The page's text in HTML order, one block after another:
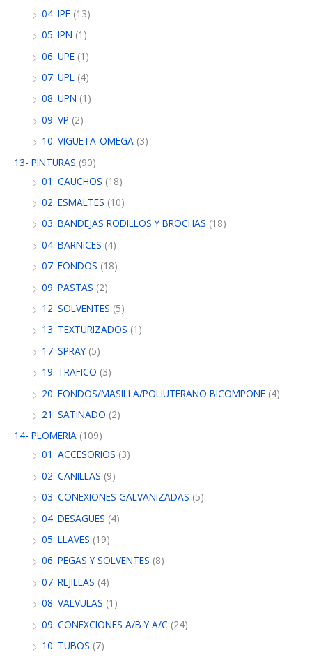
04. IPE (13)
05. IPN (1)
06. UPE (1)
07. UPL (4)
08. UPN (1)
09. VP (2)
10. VIGUETA-OMEGA (3)
13- PINTURAS (90)
01. CAUCHOS (18)
02. ESMALTES (10)
03. BANDEJAS RODILLOS Y BROCHAS (18)
04. BARNICES (4)
07. FONDOS (18)
09. PASTAS (2)
12. SOLVENTES (5)
13. TEXTURIZADOS (1)
17. SPRAY (5)
19. TRAFICO (3)
20. FONDOS/MASILLA/POLIUTERANO BICOMPONE (4)
21. SATINADO (2)
14- PLOMERIA (109)
01. ACCESORIOS (3)
02. CANILLAS (9)
03. CONEXIONES GALVANIZADAS (5)
04. DESAGUES (4)
05. LLAVES (19)
06. PEGAS Y SOLVENTES (8)
07. REJILLAS (4)
08. VALVULAS (1)
09. CONEXCIONES A/B Y A/C (24)
10. TUBOS (7)